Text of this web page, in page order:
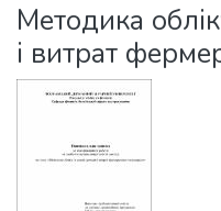
Statistics
Методика
і витрат